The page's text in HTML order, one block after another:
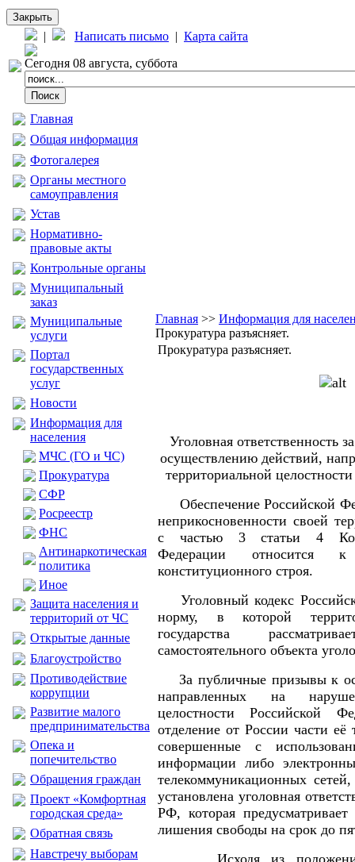
Закрыть
| Написать письмо | Карта сайта
Сегодня 08 августа, суббота
Главная
Общая информация
Фотогалерея
Органы местного
самоуправления
Устав
Нормативно-
правовые акты
Контрольные органы
Муниципальный
заказ
Муниципальные
услуги
Портал
государственных
услуг
Новости
Информация для
населения
МЧС (ГО и ЧС)
Прокуратура
CФР
Росреестр
ФНС
Антинаркотическая
политика
Иное
Защита населения и
территорий от ЧС
Открытые данные
Благоустройство
Противодействие
коррупции
Развитие малого
предпринимательства
Опека и
попечительство
Обращения граждан
Проект «Комфортная
городская среда»
Обратная связь
Навстречу выборам
Главная >> Информация для
Прокуратура разъясняет.
Прокуратура разъясняет.
Уголовная ответственность
осуществлению действий,
территориальной
Обеспечение Российской
неприкосновенности своей
с частью 3 статьи 4
Федерации
конституционного строя.
Уголовный кодекс
норму, в которой
государства
самостоятельного объекта
За публичные призывы к
направленных на
целостности Российской
отделение от России части
совершенные с
информации либо
телекоммуникационных
установлена уголовная
РФ, которая предусматривает
лишения свободы на срок до
Исходя из положений